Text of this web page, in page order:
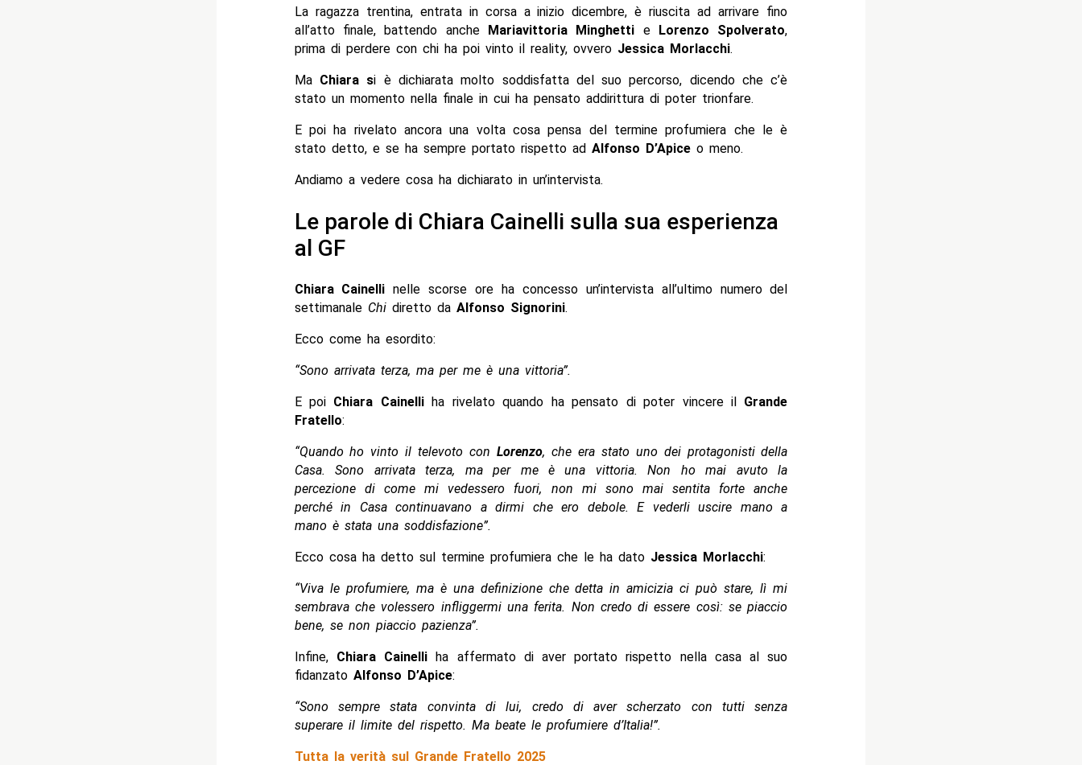
La ragazza trentina, entrata in corsa a inizio dicembre, è riuscita ad arrivare fino
all’atto finale, battendo anche
Mariavittoria Minghetti e Lorenzo Spolverato,
prima di perdere con chi ha poi vinto il reality, ovvero Jessica Morlacchi.
Ma Chiara si è dichiarata molto soddisfatta del suo percorso, dicendo che c’è
stato un momento nella finale in cui ha pensato addirittura di poter trionfare.
E poi ha rivelato ancora una volta cosa pensa del termine profumiera che le è
stato detto, e se ha sempre portato rispetto ad Alfonso D’Apiceo meno.
Andiamo a vedere cosa ha dichiarato in un’intervista.
Le parole di Chiara Cainelli sulla sua esperienza
al GF
Chiara Cainelli nelle scorse ore ha concesso un’intervista all’ultimo numero del
settimanale Chidiretto da Alfonso Signorini.
Ecco come ha esordito:
“Sono arrivata terza, ma per me è una vittoria”.
E poi Chiara Cainelliha rivelato quando ha pensato di poter vincere il Grande
Fratello:
“Quando ho vinto il televoto con Lorenzo, che era stato uno dei protagonisti della
Casa. Sono arrivata terza, ma per me è una vittoria. Non ho mai avuto la
percezione di come mi vedessero fuori, non mi sono mai sentita forte anche
perché in Casa continuavano a dirmi che ero debole. E vederli uscire mano a
mano è stata una soddisfazione”.
Ecco cosa ha detto sul termine profumiera che le ha dato Jessica Morlacchi:
“Viva le profumiere, ma è una definizione che detta in amicizia ci può stare, lì mi
sembrava che volessero infliggermi una ferita. Non credo di essere così: se piaccio
bene, se non piaccio pazienza”.
Infine, Chiara Cainelliha affermato di aver portato rispetto nella casa al suo
fidanzato Alfonso D’Apice:
“Sono sempre stata convinta di lui, credo di aver scherzato con tutti senza
superare il limite del rispetto. Ma beate le profumiere d’Italia!”.
Tutta la verità sul Grande Fratello 2025